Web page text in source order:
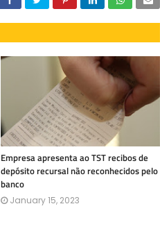
Empresa apresenta ao TST recibos de
depósito recursal não reconhecidos pelo
banco
January 15, 2023